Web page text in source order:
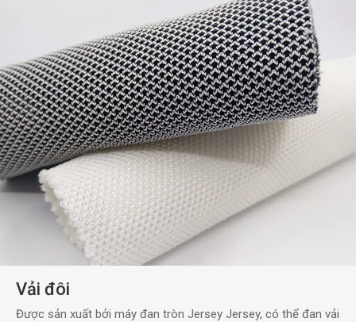
Vải đôi
Được sản xuất bởi máy đan tròn Jersey Jersey, có thể đan vải